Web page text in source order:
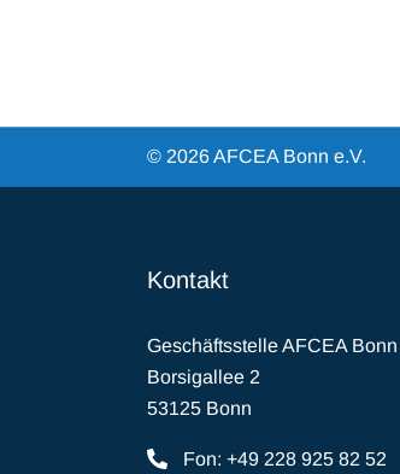
© 2026 AFCEA Bonn e.V.
Kontakt
Geschäftsstelle AFCEA Bonn
Borsigallee 2
53125 Bonn
Fon: +49 228 925 82 52